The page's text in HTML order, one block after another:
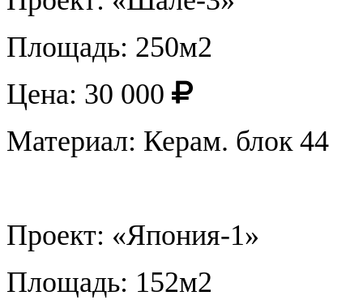
Площадь: 250м2
Цена: 30 000
Материал: Керам. блок 44
Проект: «Япония-1»
Площадь: 152м2